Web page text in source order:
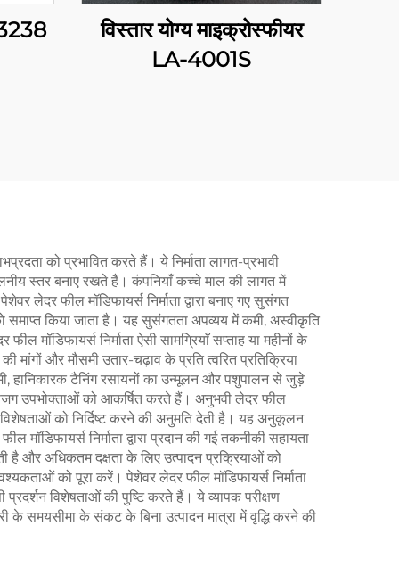
विस्तार योग्य माइक्रोस्फीयर
LA-4001S
को प्रभावित करते हैं। ये निर्माता लागत-प्रभावी
स्तर बनाए रखते हैं। कंपनियाँ कच्चे माल की लागत में
फील मॉडिफायर्स निर्माता द्वारा बनाए गए सुसंगत
समाप्त किया जाता है। यह सुसंगतता अपव्यय में कमी, अस्वीकृति
मॉडिफायर्स निर्माता ऐसी सामग्रियाँ सप्ताह या महीनों के
और मौसमी उतार-चढ़ाव के प्रति त्वरित प्रतिक्रिया
हानिकारक टैनिंग रसायनों का उन्मूलन और पशुपालन से जुड़े
सजग उपभोक्ताओं को आकर्षित करते हैं। अनुभवी लेदर फील
विशेषताओं को निर्दिष्ट करने की अनुमति देती है। यह अनुकूलन
निर्माता द्वारा प्रदान की गई तकनीकी सहायता
है और अधिकतम दक्षता के लिए उत्पादन प्रक्रियाओं को
को पूरा करें। पेशेवर लेदर फील मॉडिफायर्स निर्माता
प्रदर्शन विशेषताओं की पुष्टि करते हैं। ये व्यापक परीक्षण
के समयसीमा के संकट के बिना उत्पादन मात्रा में वृद्धि करने की